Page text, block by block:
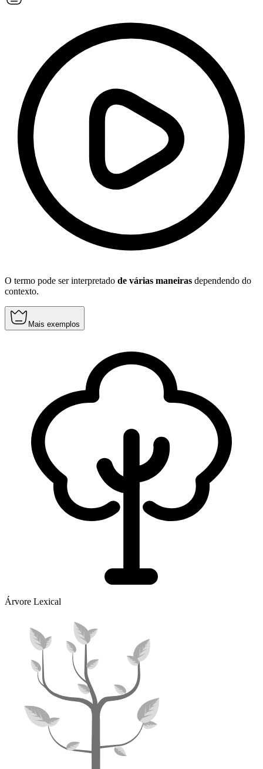
O termo pode ser interpretado de várias maneiras dependendo do
contexto.
Mais exemplos
Árvore Lexical